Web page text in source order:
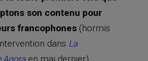
son contenu pour
francophones (hormis
dans La
Agora